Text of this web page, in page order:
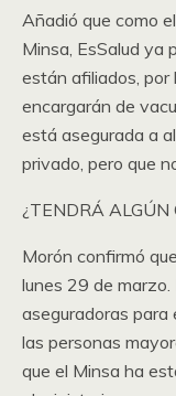
Añadió que como
Minsa, EsSalud ya
están afiliados, por
encargarán de
está asegurada a
privado, pero que
¿TENDRÁ ALGÚN
Morón confirmó
lunes 29 de marzo.
aseguradoras
las personas
que el Minsa ha